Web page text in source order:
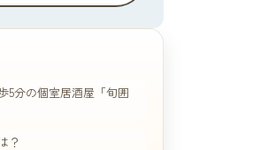
5分の個室居酒屋「旬囲
？